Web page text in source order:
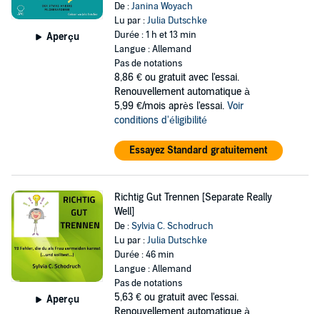
Aperçu
De :Janina Woyach
Lu par :Julia Dutschke
Durée : 1 h et 13 min
Langue : Allemand
Pas de notations
8,86 € ou gratuit avec l'essai.
Renouvellement automatique à
5,99 €/mois après l'essai. Voir
conditions d'éligibilité
Essayez Standard gratuitement
Aperçu
Richtig Gut Trennen [Separate Really
Well]
De :Sylvia C. Schodruch
Lu par :Julia Dutschke
Durée : 46 min
Langue : Allemand
Pas de notations
5,63 € ou gratuit avec l'essai.
Renouvellement automatique à